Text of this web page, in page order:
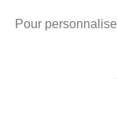
Pour